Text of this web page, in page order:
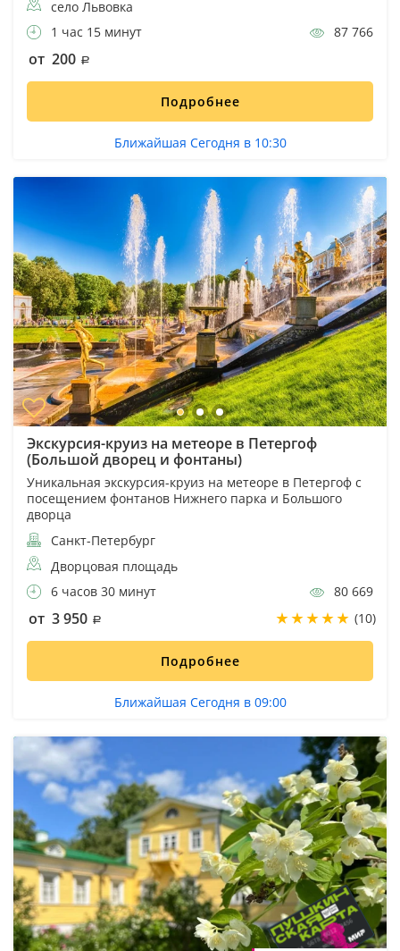
село Львовка
1 час 15 минут
87 766
от 200
Подробнее
Ближайшая Сегодня в 10:30
Экскурсия-круиз на метеоре в Петергоф
(Большой дворец и фонтаны)
Уникальная экскурсия-круиз на метеоре в Петергоф с
посещением фонтанов Нижнего парка и Большого
дворца
Санкт-Петербург
Дворцовая площадь
6 часов 30 минут
80 669
от 3 950 (10)
Подробнее
Ближайшая Сегодня в 09:00